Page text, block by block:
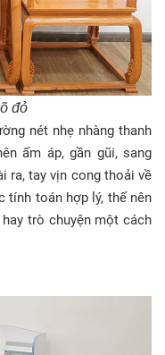
đỏ
nét nhẹ nhàng thanh
ấm áp, gần gũi, sang
ra, tay vịn cong thoải về
tính toán hợp lý, thế nên
trò chuyện một cách